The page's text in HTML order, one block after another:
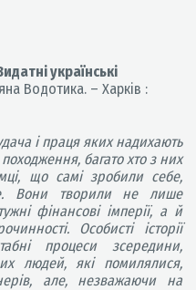
українські
Водотика. – Харків :
і праця яких надихають
багато хто з них
що самі зробили себе,
Вони творили не лише
фінансові імперії, а й
Особисті історії
процеси зсередини,
людей, які помилялися,
але, незважаючи на